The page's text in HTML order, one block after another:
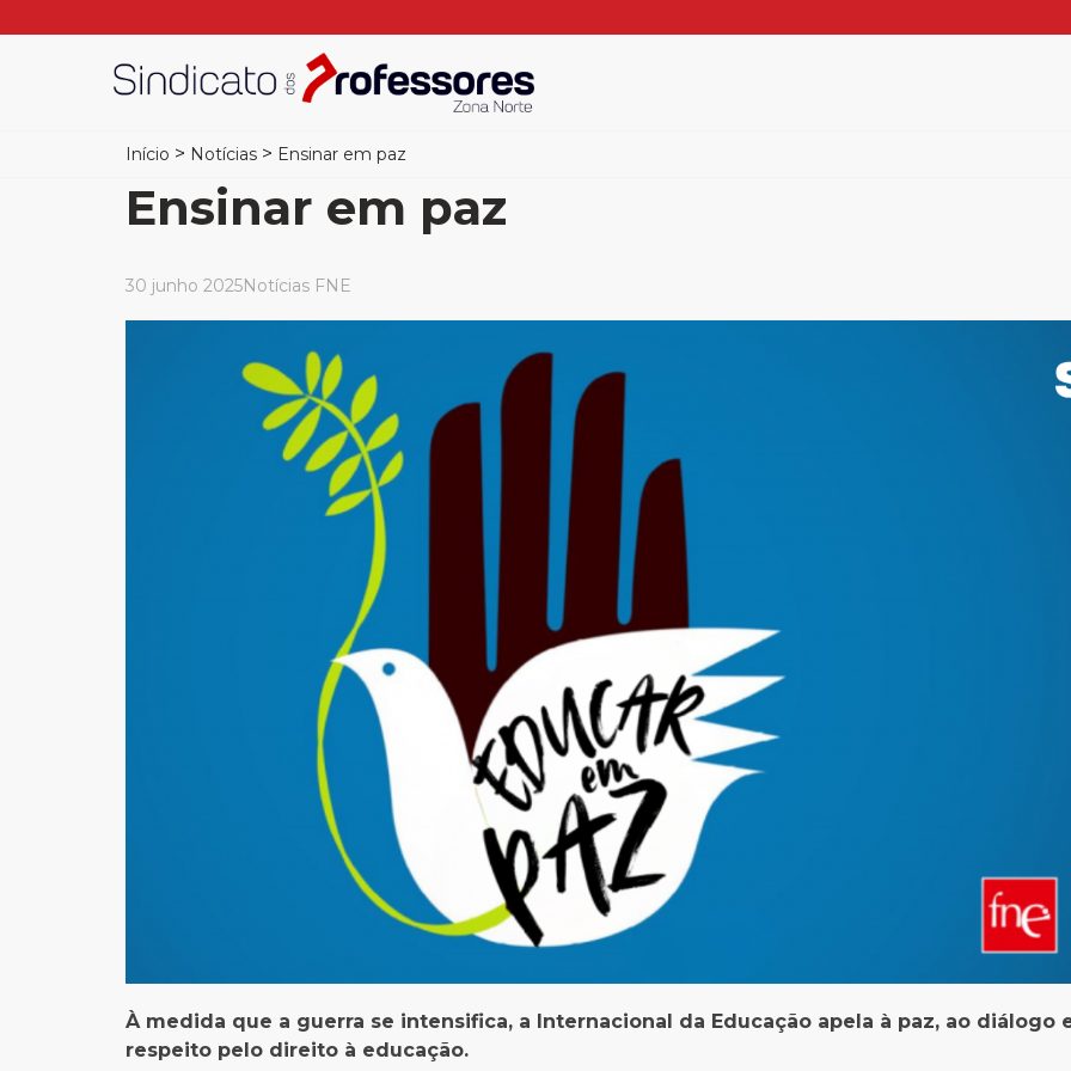
Início > Notícias > Ensinar em paz
Ensinar em paz
30 junho 2025Notícias FNE
À medida que a guerra se intensifica, a Internacional da Educação apela à paz, ao diálogo
respeito pelo direito à educação.